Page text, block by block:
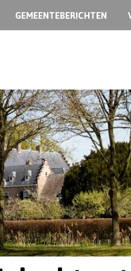
GEMEENTEBERICHTEN